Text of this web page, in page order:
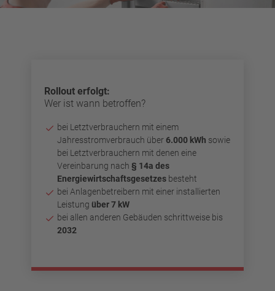
Rollout erfolgt:
Wer ist wann betroffen?
bei Letztverbrauchern mit einem
Jahresstromverbrauch über6.000 kWh sowie
bei Letztverbrauchern mit denen eine
Vereinbarung nach § 14a des
Energiewirtschaftsgesetzes besteht
bei Anlagenbetreibern mit einer installierten
Leistung über 7 kW
bei allen anderen Gebäuden schrittweise bis
2032